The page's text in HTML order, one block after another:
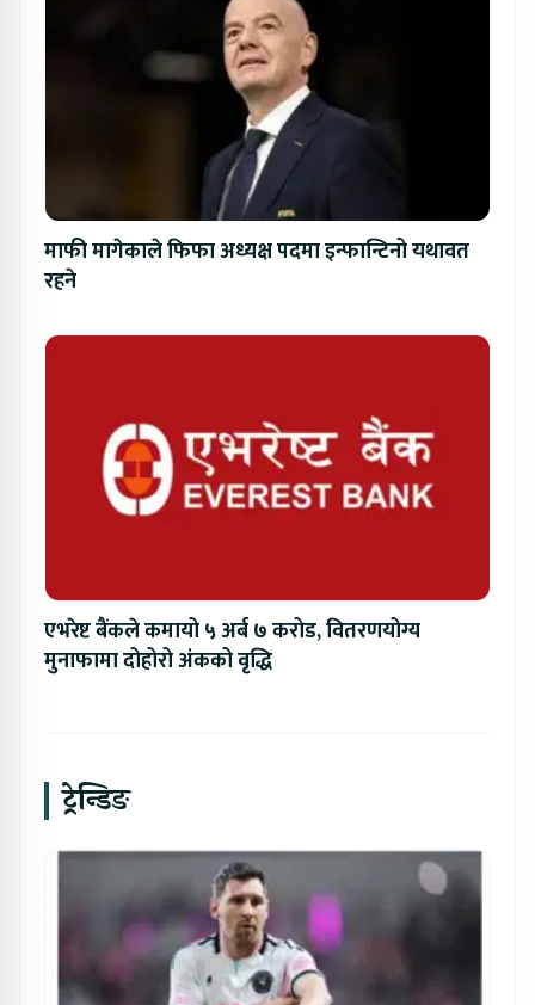
माफी मागेकाले फिफा अध्यक्ष पदमा इन्फान्टिनो यथावत
रहने
एभरेष्ट बैंकले कमायो ५ अर्ब ७ करोड, वितरणयोग्य
मुनाफामा दोहोरो अंकको वृद्धि
ट्रेन्डिङ